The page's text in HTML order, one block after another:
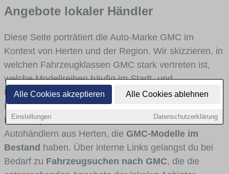
Alle Cookies akzeptieren Alle Cookies ablehnen
Einstellungen Datenschutzerklärung
Angebote lokaler Händler
Diese Seite porträtiert die Auto-Marke GMC im
Kontext von Herten und der Region. Wir skizzieren, in
welchen Fahrzeugklassen GMC stark vertreten ist,
welche Modellreihen häufig im Stadt- und
Umlandverkehr zu sehen sind und für welche
Fahrertypen die Marke interessant ist. Viele
Fahrzeuge stammen von Autohäusern und
Autohändlern aus Herten, die GMC-Modelle im
Bestand haben. Über interne Links gelangst du bei
Bedarf zu Fahrzeugsuchen nach GMC, die die